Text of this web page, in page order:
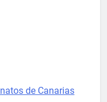
de Canarias